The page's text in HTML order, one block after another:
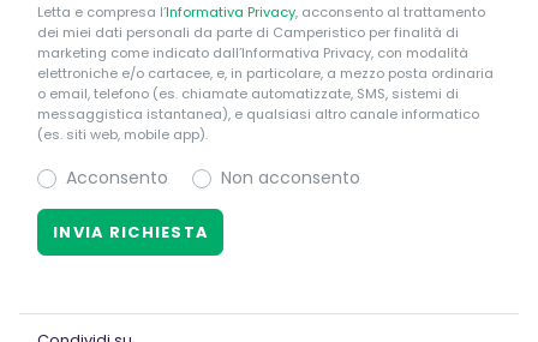
Letta e compresa l’Informativa Privacy, acconsento al trattamento
dei miei dati personali da parte di Camperistico per finalità di
marketing come indicato dall’Informativa Privacy, con modalità
elettroniche e/o cartacee, e, in particolare, a mezzo posta ordinaria
o email, telefono (es. chiamate automatizzate, SMS, sistemi di
messaggistica istantanea), e qualsiasi altro canale informatico
(es. siti web, mobile app).
Acconsento Non acconsento